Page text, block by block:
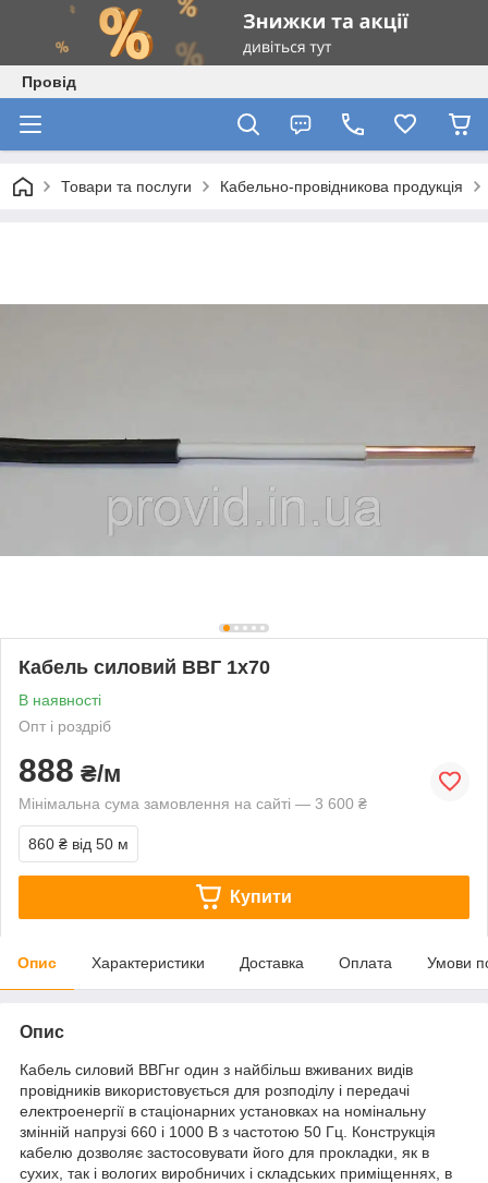
Провід
Товари та послуги Кабельно-провідникова продукція
Кабель силовий ВВГ 1х70
В наявності
Опт і роздріб
888 ₴/м
Мінімальна сума замовлення на сайті — 3 600 ₴
860 ₴ від 50 м
Купити
Опис Характеристики Доставка Оплата Умови
Опис
Кабель силовий ВВГнг один з найбільш вживаних видів
провідників використовується для розподілу і передачі
електроенергії в стаціонарних установках на номінальну
змінній напрузі 660 і 1000 В з частотою 50 Гц. Конструкція
кабелю дозволяє застосовувати його для прокладки, як в
сухих, так і вологих виробничих і складських приміщеннях, в